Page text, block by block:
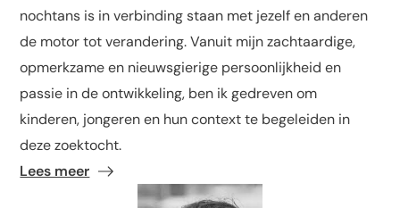
nochtans is in verbinding staan met jezelf en anderen
de motor tot verandering. Vanuit mijn zachtaardige,
opmerkzame en nieuwsgierige persoonlijkheid en
passie in de ontwikkeling, ben ik gedreven om
kinderen, jongeren en hun context te begeleiden in
deze zoektocht.
Lees meer